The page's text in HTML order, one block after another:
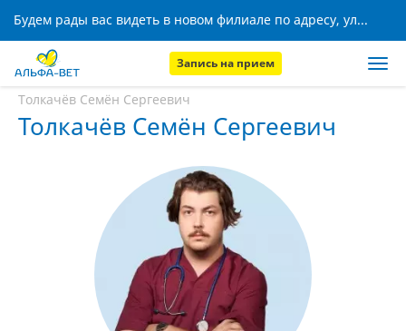
Будем рады вас видеть в новом филиале по адресу, ул. Кижеватова, 8!
Запись на прием
Главная
Наши сотрудники
Толкачёв Семён Сергеевич
Толкачёв Семён Сергеевич